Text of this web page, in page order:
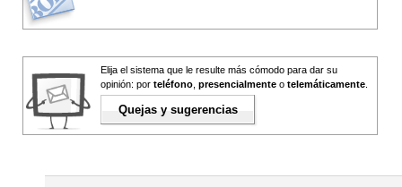
Elija el sistema que le resulte más cómodo para dar su
opinión: por teléfono presencialmente o telemáticamente
Quejas y sugerencias